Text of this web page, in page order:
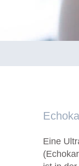
Eine